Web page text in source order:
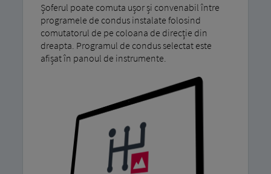
Șoferul poate comuta ușor și convenabil între
programele de condus instalate folosind
comutatorul de pe coloana de direcție din
dreapta. Programul de condus selectat este
afișat în panoul de instrumente.